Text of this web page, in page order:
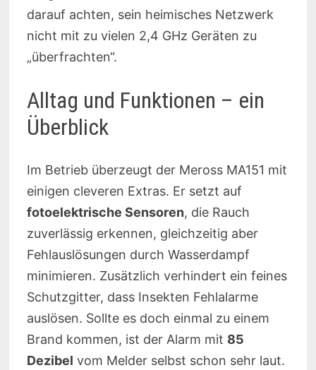
darauf achten, sein heimisches Netzwerk
nicht mit zu vielen 2,4 GHz Geräten zu
„überfrachten“.
Alltag und Funktionen – ein
Überblick
Im Betrieb überzeugt der Meross MA151 mit
einigen cleveren Extras. Er setzt auf
fotoelektrische Sensoren, die Rauch
zuverlässig erkennen, gleichzeitig aber
Fehlauslösungen durch Wasserdampf
minimieren. Zusätzlich verhindert ein feines
Schutzgitter, dass Insekten Fehlalarme
auslösen. Sollte es doch einmal zu einem
Brand kommen, ist der Alarm mit 85
Dezibel vom Melder selbst schon sehr laut.